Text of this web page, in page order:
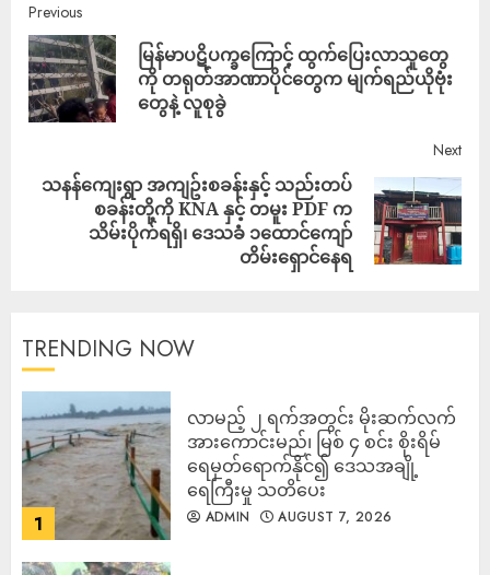
Previous
မြန်မာပဋိပက္ခကြောင့် ထွက်ပြေးလာသူတွေ
ကို တရုတ်အာဏာပိုင်တွေက မျက်ရည်ယိုဗုံး
တွေနဲ့ လူစုခွဲ
Next
သနန်ကျေးရွာ အကျဥ်းစခန်းနှင့် သည်းတပ်
စခန်းတို့ကို KNA နှင့် တမူး PDF က
သိမ်းပိုက်ရရှိ၊ ဒေသခံ ၁ထောင်ကျော်
တိမ်းရှောင်နေရ
TRENDING NOW
1
လာမည့် ၂ ရက်အတွင်း မိုးဆက်လက်
အားကောင်းမည်၊ မြစ် ၄ စင်း စိုးရိမ်
ရေမှတ်ရောက်နိုင်၍ ဒေသအချို့
ရေကြီးမှု သတိပေး
ADMIN AUGUST 7, 2026